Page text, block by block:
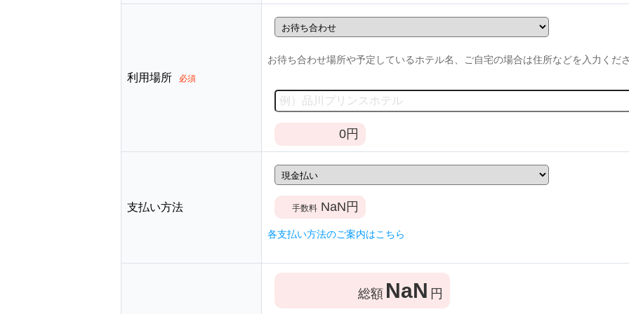
利用場所 必須
お待ち合わせ場所や予定しているホテル名、ご自宅の場合は住所などを入力くだ
0円
支払い方法 手数料 NaN 円
各支払い方法のご案内はこちら
総額 NaN 円